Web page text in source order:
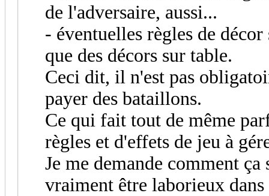
de l'adversaire, aussi...
- éventuelles règles de
que des décors sur table.
Ceci dit, il n'est pas
payer des bataillons.
Ce qui fait tout de même
règles et d'effets de jeu à
Je me demande comment
vraiment être laborieux